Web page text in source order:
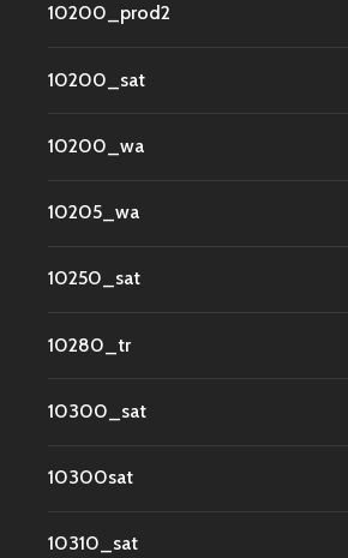
10200_prod2
10200_sat
10200_wa
10205_wa
10250_sat
10280_tr
10300_sat
10300sat
10310_sat